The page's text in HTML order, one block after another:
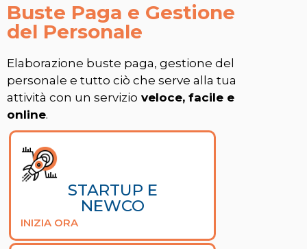
Buste Paga e Gestione
del Personale
Elaborazione buste paga, gestione del
personale e tutto ciò che serve alla tua
attività con un servizio veloce, facile e
online.
STARTUP E
NEWCO
INIZIA ORA